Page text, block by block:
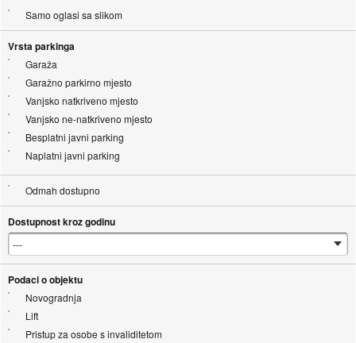
Samo oglasi sa slikom
Vrsta parkinga
Garaža
Garažno parkirno mjesto
Vanjsko natkriveno mjesto
Vanjsko ne-natkriveno mjesto
Besplatni javni parking
Naplatni javni parking
Odmah dostupno
Dostupnost kroz godinu
Podaci o objektu
Novogradnja
Lift
Pristup za osobe s invaliditetom